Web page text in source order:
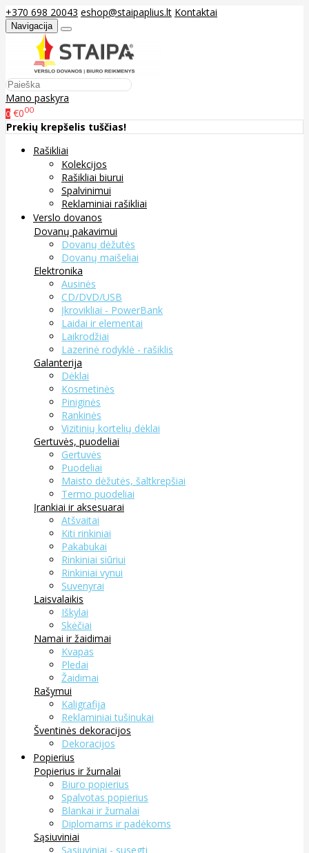
+370 698 20043 eshop@staipaplius.lt Kontaktai
Navigacija
Mano paskyra
0 €000
Prekių krepšelis tuščias!
Rašikliai
Kolekcijos
Rašikliai biurui
Spalvinimui
Reklaminiai rašikliai
Verslo dovanos
Dovanų pakavimui
Dovanų dėžutės
Dovanų maišeliai
Elektronika
Ausinės
CD/DVD/USB
Įkrovikliai - PowerBank
Laidai ir elementai
Laikrodžiai
Lazerinė rodyklė - rašiklis
Galanterija
Dėklai
Kosmetinės
Piniginės
Rankinės
Vizitinių kortelių dėklai
Gertuvės, puodeliai
Gertuvės
Puodeliai
Maisto dėžutės, šaltkrepšiai
Termo puodeliai
Įrankiai ir aksesuarai
Atšvaitai
Kiti rinkiniai
Pakabukai
Rinkiniai siūriui
Rinkiniai vynui
Suvenyrai
Laisvalaikis
Iškylai
Skėčiai
Namai ir žaidimai
Kvapas
Pledai
Žaidimai
Rašymui
Kaligrafija
Reklaminiai tušinukai
Šventinės dekoracijos
Dekoracijos
Popierius
Popierius ir žurnalai
Biuro popierius
Spalvotas popierius
Blankai ir žurnalai
Diplomams ir padėkoms
Sąsiuviniai
Sąsiuviniai - susegti